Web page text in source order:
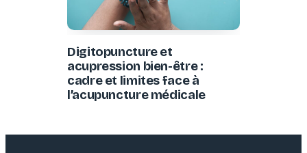
Digitopuncture et
acupression bien-être :
cadre et limites face à
l’acupuncture médicale